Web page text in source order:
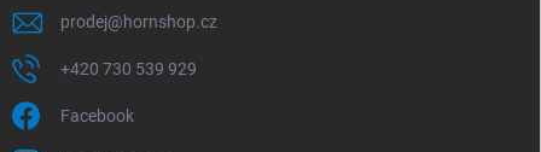
prodej@hornshop.cz
+420 730 539 929
Facebook